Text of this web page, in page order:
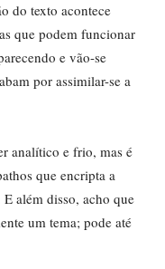
do texto acontece
que podem funcionar
e vão-se
por assimilar-se a
analítico e frio, mas é
que encripta a
além disso, acho que
um tema; pode até